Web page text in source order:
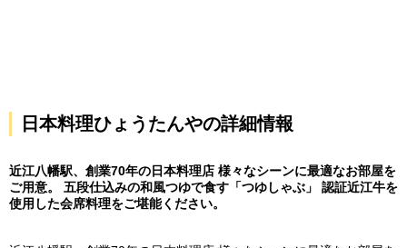
日本料理ひょうたんやの詳細情報
近江八幡駅、創業70年の日本料理店 様々なシーンに最適なお部屋を
ご用意。 五段仕込みの和風つゆで食す「つゆしゃぶ」 認証近江牛を
使用した会席料理をご堪能ください。